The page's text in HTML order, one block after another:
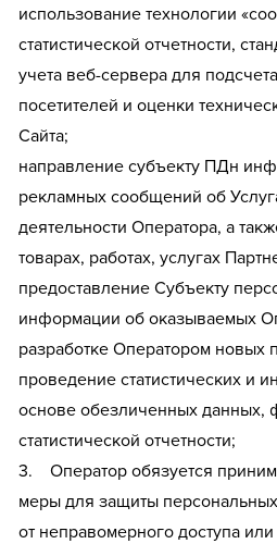
использование технологии
статистической отчетности,
учета веб-сервера для
посетителей и оценки
Сайта;
направление субъекту ПДн
рекламных сообщений об
деятельности Оператора, а
товарах, работах, услугах
предоставление Субъекту
информации об оказываемых
разработке Оператором новых
проведение статистических и
основе обезличенных данных,
статистической отчетности;
3. Оператор обязуется
меры для защиты
от неправомерного доступа